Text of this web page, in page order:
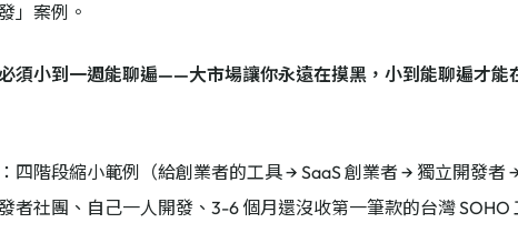
」案例。
須小到一週能聊遍——大市場讓你永遠在摸黑，小到能聊遍才能
四階段縮小範例（給創業者的工具 → SaaS 創業者 → 獨立開發者
者社團、自己一人開發、3-6 個月還沒收第一筆款的台灣 SOHO